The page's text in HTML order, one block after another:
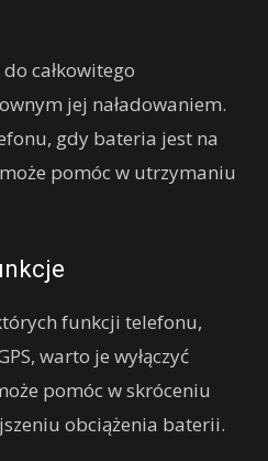
całkowitego
jej naładowaniem.
gdy bateria jest na
pomóc w utrzymaniu
funkcji telefonu,
warto je wyłączyć
pomóc w skróceniu
obciążenia baterii.